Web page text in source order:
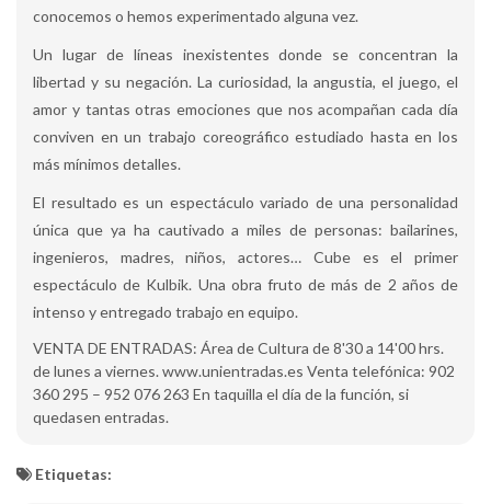
conocemos o hemos experimentado alguna vez.
Un lugar de líneas inexistentes donde se concentran la
libertad y su negación. La curiosidad, la angustia, el juego, el
amor y tantas otras emociones que nos acompañan cada día
conviven en un trabajo coreográfico estudiado hasta en los
más mínimos detalles.
El resultado es un espectáculo variado de una personalidad
única que ya ha cautivado a miles de personas: bailarines,
ingenieros, madres, niños, actores… Cube es el primer
espectáculo de Kulbik. Una obra fruto de más de 2 años de
intenso y entregado trabajo en equipo.
VENTA DE ENTRADAS: Área de Cultura de 8'30 a 14'00 hrs.
de lunes a viernes. www.unientradas.es Venta telefónica: 902
360 295 – 952 076 263 En taquilla el día de la función, si
quedasen entradas.
Etiquetas: